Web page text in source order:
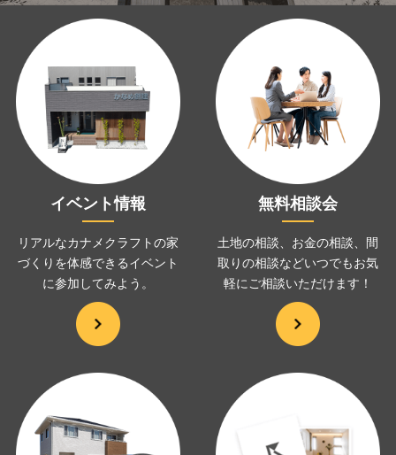
イベント情報
リアルなカナメクラフトの家
づくりを体感できるイベント
に参加してみよう。
無料相談会
土地の相談、お金の相談、
間
取りの相談などいつでもお気
軽にご相談いただけます！